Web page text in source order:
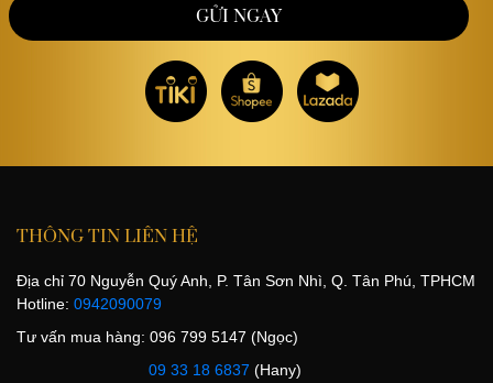
THÔNG TIN LIÊN HỆ
Địa chỉ 70 Nguyễn Quý Anh, P. Tân Sơn Nhì, Q. Tân Phú, TPHCM
Hotline: 0942090079
Tư vấn mua hàng: 096 799 5147 (Ngọc)
09 33 18 6837 (Hany)